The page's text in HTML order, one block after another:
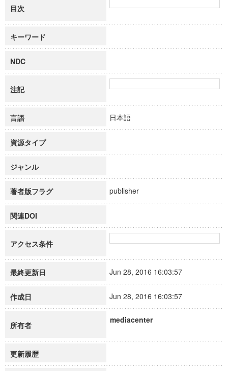
目次
キーワード
NDC
注記
言語 日本語
資源タイプ
ジャンル
著者版フラグ publisher
関連DOI
アクセス条件
最終更新日 Jun 28, 2016 16:03:57
作成日 Jun 28, 2016 16:03:57
所有者
mediacenter
更新履歴